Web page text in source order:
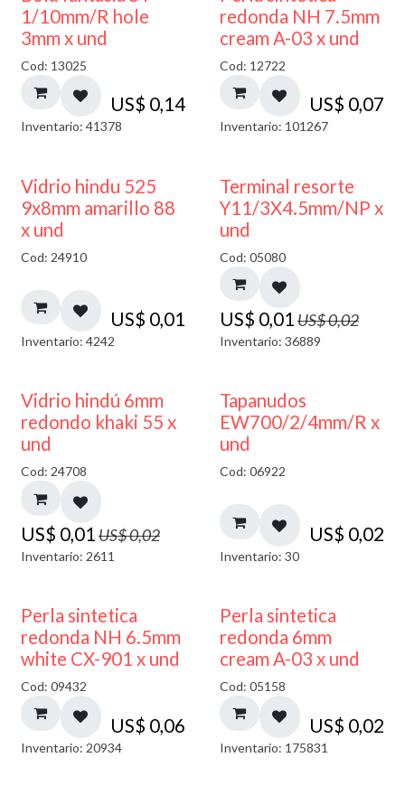
1/10mm/R hole
3mm x und
Cod: 13025
US$ 0,14
Inventario: 41378
redonda NH 7.5mm
cream A-03 x und
Cod: 12722
US$ 0,07
Inventario: 101267
40% DESCUENTO
Vidrio hindu 525
9x8mm amarillo 88
x und
Cod: 24910
US$ 0,01
Inventario: 4242
50% DESCUENTO
Terminal resorte
Y11/3X4.5mm/NP x
und
Cod: 05080
US$ 0,01US$0,02
Inventario: 36889
40% DESCUENTO
Vidrio hindú 6mm
redondo khaki 55 x
und
Cod: 24708
US$ 0,01 US$0,02
Inventario: 2611
Tapanudos
EW700/2/4mm/R x
und
Cod: 06922
US$ 0,02
Inventario: 30
Perla sintetica
redonda NH 6.5mm
white CX-901 x und
Cod: 09432
US$ 0,06
Inventario: 20934
Perla sintetica
redonda 6mm
cream A-03 x und
Cod: 05158
US$ 0,02
Inventario: 175831